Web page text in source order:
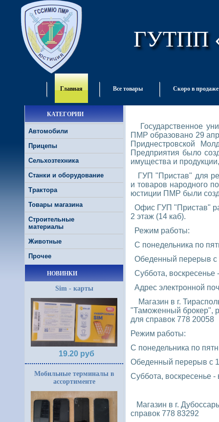
ГУТПП
Главная Все товары Скоро в продаже
КАТЕГОРИИ
Автомобили
Прицепы
Сельхозтехника
Станки и оборудование
Трактора
Товары магазина
Строительные
материалы
Животные
Прочее
НОВИНКИ
Sim - карты
19.20 руб
Мобильные терминалы в
ассортименте
Государственное
ПМР образовано 29
Приднестровской
Предприятия было
имущества и
ГУП "Пристав" для
и товаров народного
юстиции ПМР были
Офис ГУП "Пристав"
2 этаж (14 каб).
Режим работы:
С понедельника по
Обеденный перерыв с
Суббота,
Адрес электронной
Магазин в г.
"Таможенный брокер",
для справок 778 20058
Режим работы:
С понедельника по
Обеденный перерыв с
Суббота, воскресенье
Магазин в г.
справок 778 83292